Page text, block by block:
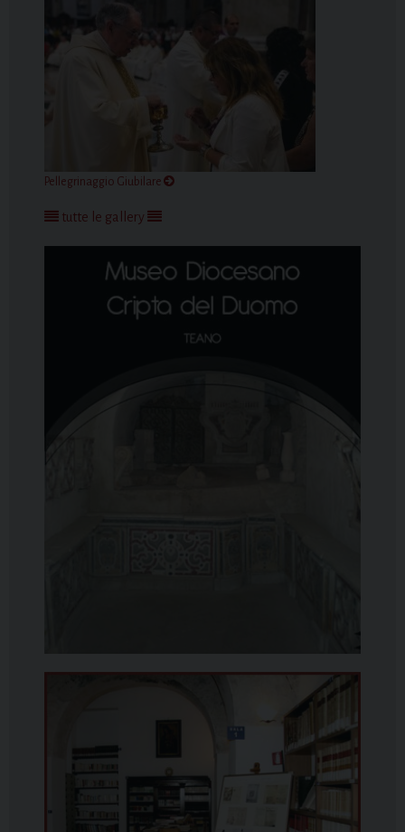
Pellegrinaggio Giubilare
tutte le gallery